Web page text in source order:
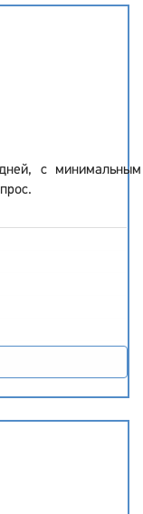
с минимальным